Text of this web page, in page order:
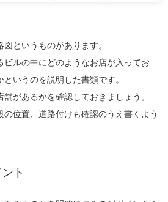
というものがあります。
ビルの中にどのようなお店が入ってお
いうのを説明した書類です。
があるかを確認しておきましょう。
の位置、道路付けも確認のうえ書くよう
ト